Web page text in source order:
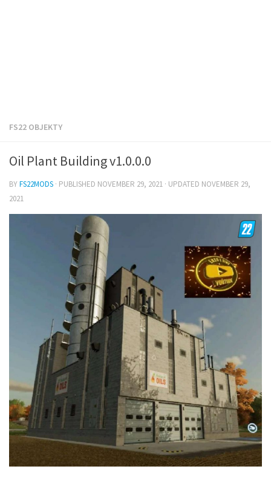
FS22 OBJEKTY
Oil Plant Building v1.0.0.0
BYFS22MODS · PUBLISHED NOVEMBER 29, 2021 · UPDATED NOVEMBER 29,
2021